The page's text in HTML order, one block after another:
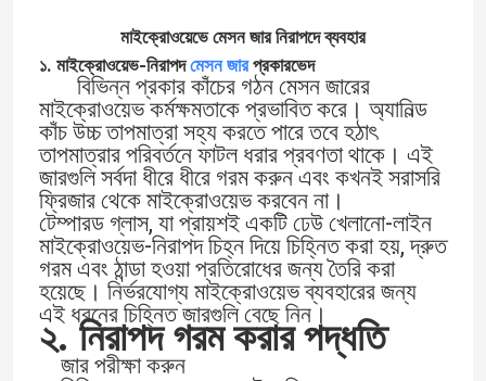
মাইক্রোওয়েভে মেসন জার নিরাপদে ব্যবহার
১. মাইক্রোওয়েভ-নিরাপদমেসন জারপ্রকারভেদ
বিভিন্ন প্রকার কাঁচের গঠন মেসন জারের
মাইক্রোওয়েভ কর্মক্ষমতাকে প্রভাবিত করে। অ্যানিল্ড
কাঁচ উচ্চ তাপমাত্রা সহ্য করতে পারে তবে হঠাৎ
তাপমাত্রার পরিবর্তনে ফাটল ধরার প্রবণতা থাকে। এই
জারগুলি সর্বদা ধীরে ধীরে গরম করুন এবং কখনই সরাসরি
ফ্রিজার থেকে মাইক্রোওয়েভ করবেন না।
টেম্পারড গ্লাস, যা প্রায়শই একটি ঢেউ খেলানো-লাইন
মাইক্রোওয়েভ-নিরাপদ চিহ্ন দিয়ে চিহ্নিত করা হয়, দ্রুত
গরম এবং ঠান্ডা হওয়া প্রতিরোধের জন্য তৈরি করা
হয়েছে। নির্ভরযোগ্য মাইক্রোওয়েভ ব্যবহারের জন্য
এই ধরনের চিহ্নিত জারগুলি বেছে নিন।
২. নিরাপদ গরম করার পদ্ধতি
জার পরীক্ষা করুন